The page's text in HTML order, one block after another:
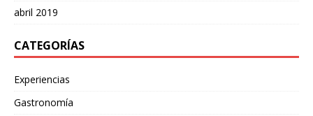
abril 2019
CATEGORÍAS
Experiencias
Gastronomía